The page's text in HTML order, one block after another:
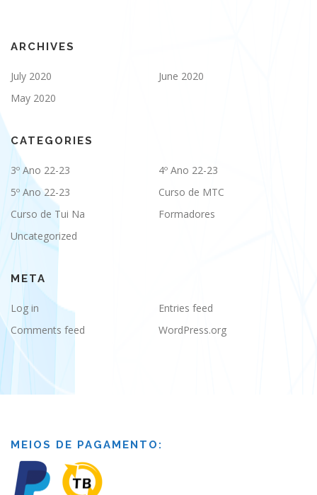
ARCHIVES
July 2020
June 2020
May 2020
CATEGORIES
3º Ano 22-23
4º Ano 22-23
5º Ano 22-23
Curso de MTC
Curso de Tui Na
Formadores
Uncategorized
META
Log in
Entries feed
Comments feed
WordPress.org
MEIOS DE PAGAMENTO: